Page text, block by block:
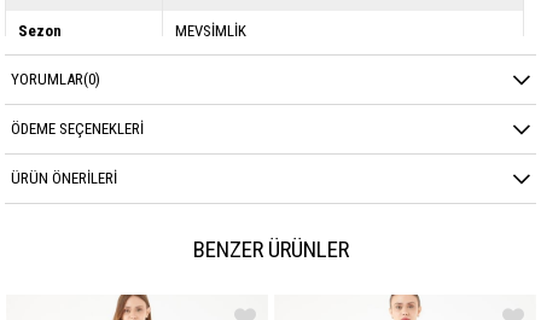
Sezon MEVSİMLİK
Kumaş Cinsi
YORUMLAR(0)
ÖDEME SEÇENEKLERI
ÜRÜN ÖNERILERI
BENZER ÜRÜNLER